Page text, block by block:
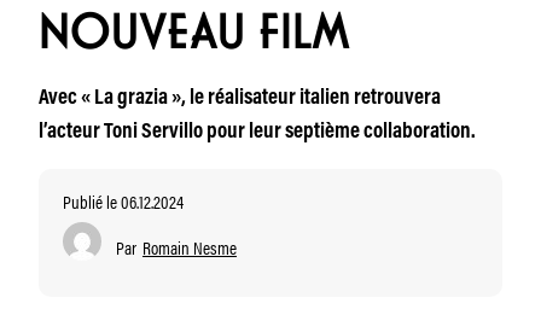
NOUVEAU FILM
Avec « La grazia », le réalisateur italien retrouvera
l’acteur Toni Servillo pour leur septième collaboration.
Publié le 06.12.2024
Par Romain Nesme